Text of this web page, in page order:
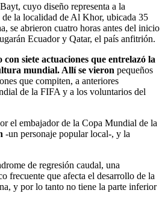
cuyo diseño representa a la
la localidad de Al Khor, ubicada 35
se abrieron cuatro horas antes del inicio
Ecuador y Qatar, el país anfitrión.
siete actuaciones que entrelazó la
mundial. Allí se vieron pequeños
que compiten, a anteriores
de la FIFA y a los voluntarios del
el embajador de la Copa Mundial de la
-un personaje popular local-, y la
de regresión caudal, una
frecuente que afecta el desarrollo de la
y por lo tanto no tiene la parte inferior